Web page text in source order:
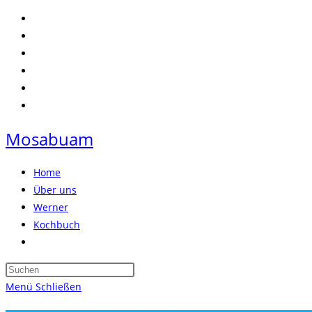
Zum
Inhalt
springen
Mosabuam
Home
Über uns
Werner
Kochbuch
umschalten
Press
Menü Schließen